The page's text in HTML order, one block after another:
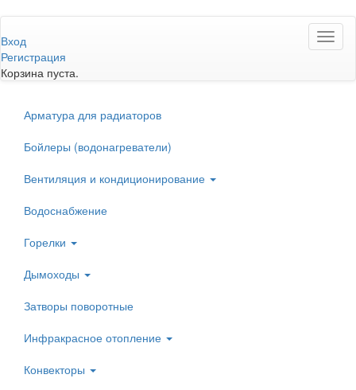
к
основному
содержанию
Вход
Регистрация
Корзина пуста.
Арматура для радиаторов
Бойлеры (водонагреватели)
Вентиляция и кондиционирование
Водоснабжение
Горелки
Дымоходы
Затворы поворотные
Инфракрасное отопление
Конвекторы